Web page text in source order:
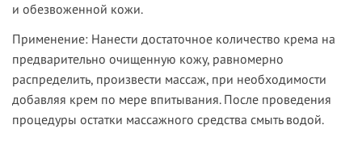
и обезвоженной кожи.
Применение: Нанести достаточное количество крема на
предварительно очищенную кожу, равномерно
распределить, произвести массаж, при необходимости
добавляя крем по мере впитывания. После проведения
процедуры остатки массажного средства смыть водой.